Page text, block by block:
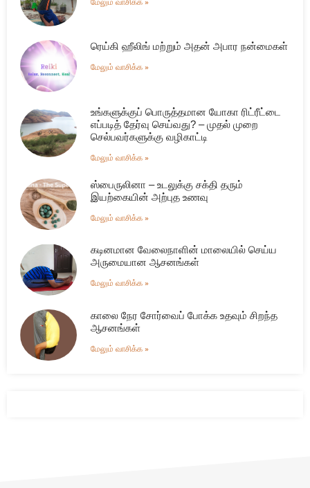
ரெய்கி ஹீலிங் மற்றும் அதன் அபார நன்மைகள்
மேலும் வாசிக்க »
உங்களுக்குப் பொருத்தமான யோகா ரிட்ரீட்டை
எப்படித் தேர்வு செய்வது? – முதல் முறை
செல்பவர்களுக்கு வழிகாட்டி
மேலும் வாசிக்க »
ஸ்பைருலினா – உடலுக்கு சக்தி தரும்
இயற்கையின் அற்புத உணவு
மேலும் வாசிக்க »
கடினமான வேலைநாளின் மாலையில் செய்ய
அருமையான ஆசனங்கள்
மேலும் வாசிக்க »
காலை நேர சோர்வைப் போக்க உதவும் சிறந்த
ஆசனங்கள்
மேலும் வாசிக்க »